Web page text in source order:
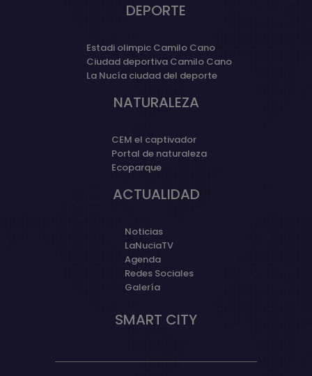
DEPORTE
Estadi olimpic Camilo Cano
Ciudad deportiva Camilo Cano
La Nucía ciudad del deporte
NATURALEZA
CEM el captivador
Portal de naturaleza
Ecoparque
ACTUALIDAD
Noticias
LaNuciaTV
Agenda
Redes Sociales
Galería
SMART CITY